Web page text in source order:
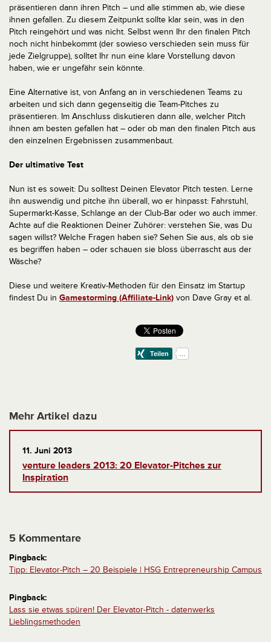
präsentieren dann ihren Pitch – und alle stimmen ab, wie diese
ihnen gefallen. Zu diesem Zeitpunkt sollte klar sein, was in den
Pitch reingehört und was nicht. Selbst wenn Ihr den finalen Pitch
noch nicht hinbekommt (der sowieso verschieden sein muss für
jede Zielgruppe), solltet Ihr nun eine klare Vorstellung davon
haben, wie er ungefähr sein könnte.
Eine Alternative ist, von Anfang an in verschiedenen Teams zu
arbeiten und sich dann gegenseitig die Team-Pitches zu
präsentieren. Im Anschluss diskutieren dann alle, welcher Pitch
ihnen am besten gefallen hat – oder ob man den finalen Pitch aus
den einzelnen Ergebnissen zusammenbaut.
Der ultimative Test
Nun ist es soweit: Du solltest Deinen Elevator Pitch testen. Lerne
ihn auswendig und pitche ihn überall, wo er hinpasst: Fahrstuhl,
Supermarkt-Kasse, Schlange an der Club-Bar oder wo auch immer.
Achte auf die Reaktionen Deiner Zuhörer: verstehen Sie, was Du
sagen willst? Welche Fragen haben sie? Sehen Sie aus, als ob sie
es begriffen haben – oder schauen sie bloss überrascht aus der
Wäsche?
Diese und weitere Kreativ-Methoden für den Einsatz im Startup
findest Du in Gamestorming (Affiliate-Link) von Dave Gray et al.
Mehr Artikel dazu
11. Juni 2013
venture leaders 2013: 20 Elevator-Pitches zur
Inspiration
5 Kommentare
Pingback:
Tipp: Elevator-Pitch – 20 Beispiele | HSG Entrepreneurship Campus
Pingback:
Lass sie etwas spüren! Der Elevator-Pitch - datenwerks
Lieblingsmethoden